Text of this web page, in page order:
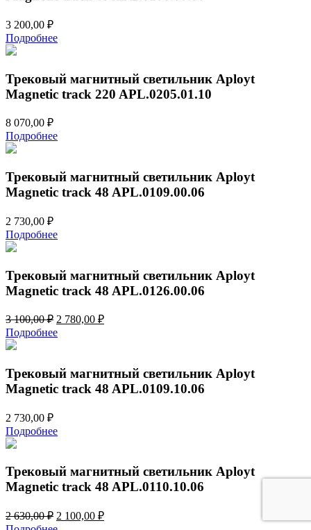
3 200,00 ₽
Подробнее
Трековый магнитный светильник Aployt
Magnetic track 220 APL.0205.01.10
8 070,00 ₽
Подробнее
Трековый магнитный светильник Aployt
Magnetic track 48 APL.0109.00.06
2 730,00 ₽
Подробнее
Трековый магнитный светильник Aployt
Magnetic track 48 APL.0126.00.06
3 100,00₽ Первоначальная
цена
составляла
100,00 ₽.
2 780,00 ₽Текущая
Подробнее
Трековый магнитный светильник Aployt
Magnetic track 48 APL.0109.10.06
2 730,00 ₽
Подробнее
Трековый магнитный светильник Aployt
Magnetic track 48 APL.0110.10.06
2 630,00₽ Первоначальная
цена
2 100,00 ₽Текущая